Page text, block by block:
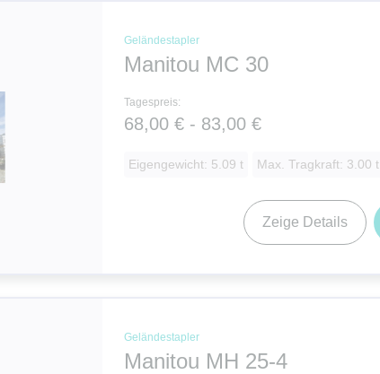
Geländestapler
Manitou MC 30
Tagespreis:
68,00 € - 83,00 €
Eigengewicht: 5.09 t Max. Tragkraft: 3.00 t
Zeige Details
Geländestapler
Manitou MH 25-4